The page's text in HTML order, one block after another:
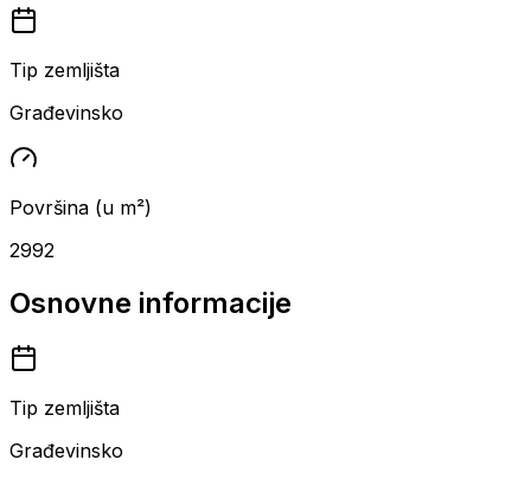
Tip zemljišta
Građevinsko
Površina (u m²)
2992
Osnovne informacije
Tip zemljišta
Građevinsko